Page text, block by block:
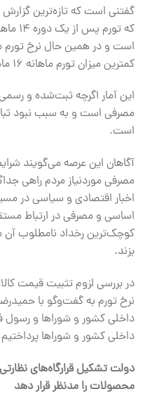
گفتنی است که تازه‌ترین گزارش
کمترین میزان تورم ماهانه ۱۶ ماه اخیر است.
این آمار اگرچه ثبت‌شده و رسمی
مصرفی است و به سبب نبود
است.
آگاهان این عرصه می‌گویند
مصرفی موردنیاز مردم راهی
اخبار اقتصادی و سیاسی در
اساسی و مصرفی در ارتباط
کوچک‌ترین رخداد نامطلوب
بزند.
در بررسی لزوم تثبیت قیمت
نرخ تورم به گفت‌وگو با
داخلی کشور و شوراها و رسول
داخلی کشور و شوراها
دولت تشکیل قرارگاه‌های
محصولات را مدنظر قرار دهد